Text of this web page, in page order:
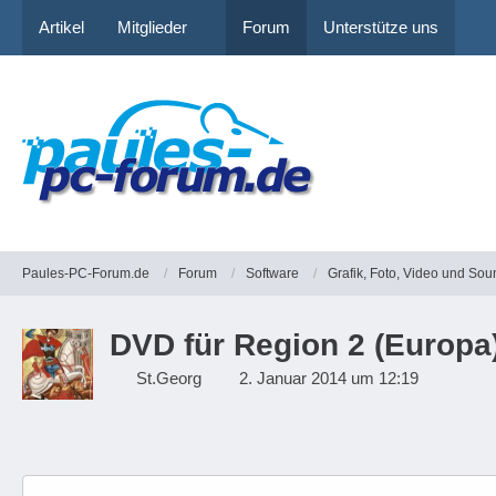
Artikel Mitglieder Forum Unterstütze uns
Paules-PC-Forum.de Forum Software Grafik, Foto, Video und
DVD für Region 2
St.Georg 2. Januar 2014 um 12:19